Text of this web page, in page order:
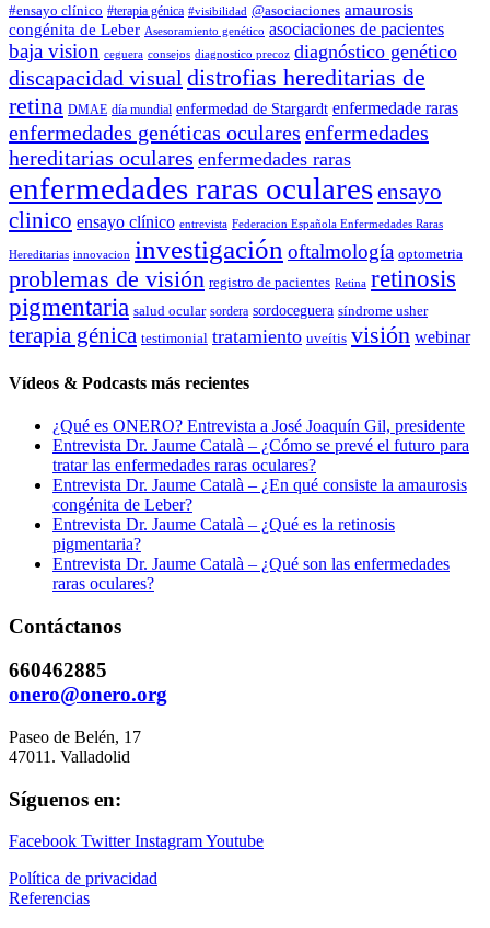
#ensayo clínico #terapia génica #visibilidad @asociaciones amaurosis
congénita de Leber Asesoramiento genético asociaciones de pacientes
baja vision ceguera consejos diagnostico precoz diagnóstico genético
discapacidad visual distrofias hereditarias de
retina DMAE día mundial enfermedad de Stargardt enfermedade raras
enfermedades genéticas oculares enfermedades
hereditarias oculares enfermedades raras
enfermedades raras ocularesensayo
clinico ensayo clínico entrevista Federacion Española Enfermedades Raras
Hereditarias innovacion investigación oftalmología optometria
problemas de visión registro de pacientes Retina retinosis
pigmentaria salud ocular sordera sordoceguera síndrome usher
terapia génica testimonial tratamiento uveítis visión webinar
Vídeos & Podcasts más recientes
¿Qué es ONERO? Entrevista a José Joaquín Gil, presidente
Entrevista Dr. Jaume Català – ¿Cómo se prevé el futuro para
tratar las enfermedades raras oculares?
Entrevista Dr. Jaume Català – ¿En qué consiste la amaurosis
congénita de Leber?
Entrevista Dr. Jaume Català – ¿Qué es la retinosis
pigmentaria?
Entrevista Dr. Jaume Català – ¿Qué son las enfermedades
raras oculares?
Contáctanos
660462885
onero@onero.org
Paseo de Belén, 17
47011. Valladolid
Síguenos en:
Facebook Twitter InstagramYoutube
Política de privacidad
Referencias